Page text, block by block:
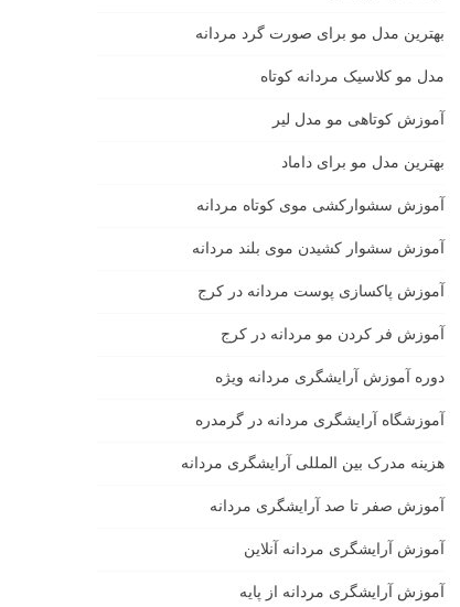
بهترين مدل مو براى صورت گرد مردانه
مدل مو کلاسیک مردانه کوتاه
آموزش کوتاهی مو مدل لیر
بهترین مدل مو برای داماد
آموزش سشوارکشی موی کوتاه مردانه
آموزش سشوار کشیدن موی بلند مردانه
آموزش پاکسازی پوست مردانه در کرج
آموزش فر کردن مو مردانه در کرج
دوره آموزش آرایشگری مردانه ویژه
آموزشگاه آرایشگری مردانه در گرمدره
هزینه مدرک بین المللی آرایشگری مردانه
آموزش صفر تا صد آرایشگری مردانه
آموزش آرایشگری مردانه آنلاین
آموزش آرایشگری مردانه از پایه